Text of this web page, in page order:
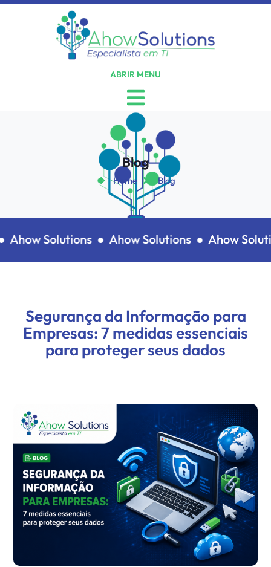
ABRIR MENU
Blog
Home Blog
Solutions ● Ahow Solutions ● Ahow
Segurança da Informação para
Empresas: 7 medidas essenciais
para proteger seus dados